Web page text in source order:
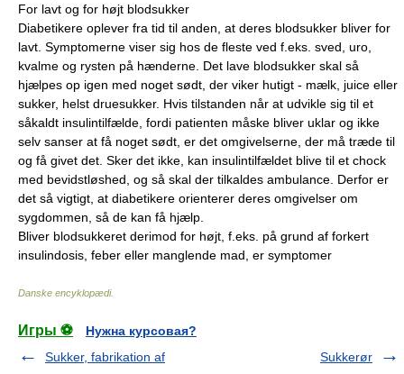
For lavt og for højt blodsukker
Diabetikere oplever fra tid til anden, at deres blodsukker bliver for
lavt. Symptomerne viser sig hos de fleste ved f.eks. sved, uro,
kvalme og rysten på hænderne. Det lave blodsukker skal så
hjælpes op igen med noget sødt, der viker hutigt - mælk, juice eller
sukker, helst druesukker. Hvis tilstanden når at udvikle sig til et
såkaldt insulintilfælde, fordi patienten måske bliver uklar og ikke
selv sanser at få noget sødt, er det omgivelserne, der må træde til
og få givet det. Sker det ikke, kan insulintilfældet blive til et chock
med bevidstløshed, og så skal der tilkaldes ambulance. Derfor er
det så vigtigt, at diabetikere orienterer deres omgivelser om
sygdommen, så de kan få hjælp.
Bliver blodsukkeret derimod for højt, f.eks. på grund af forkert
insulindosis, feber eller manglende mad, er symptomer
Danske encyklopædi.
Игры ⚽
Нужна курсовая?
Sukker, fabrikation af
Sukkerør